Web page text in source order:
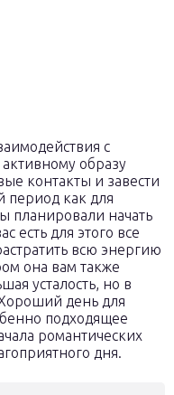
с
образу
контакты и завести
период как для
планировали начать
есть для этого все
всю энергию
она вам также
усталость, но в
день для
подходящее
романтических
дня.